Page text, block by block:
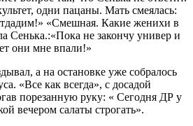
одни пацаны. Мать смеялась:
«Смешная. Какие женихи в
Сенька.:«Пока не закончу универ и
они мне впали!»
а на остановке уже собралось
«Все как всегда», с досадой
порезанную руку: « Сегодня ДР у
вечером салаты строгать».